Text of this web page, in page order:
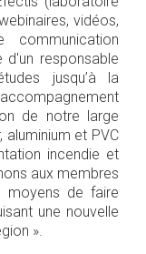
vidéos,
d'un responsable
jusqu’à la
de notre large
et PVC
incendie et
aux membres
moyens de faire
une nouvelle
».